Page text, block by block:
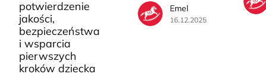
potwierdzenie
jakości,
bezpieczeństwa
i wsparcia
pierwszych
kroków dziecka
Emel
16.12.2025